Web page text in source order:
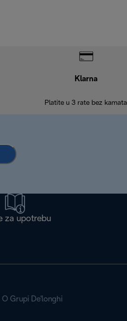
Klarna
Platite u 3 rate bez kamata
za upotrebu
O Grupi De'longhi